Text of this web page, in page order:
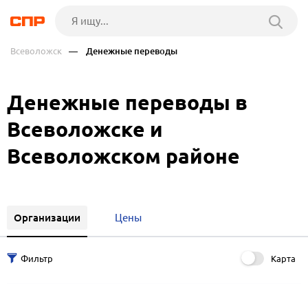
Всеволожск — Денежные переводы
Денежные переводы в
Всеволожске и
Всеволожском районе
Организации Цены
Карта